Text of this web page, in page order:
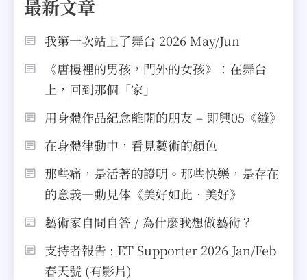
最新文章
我第一次站上了舞台 2026 May/Jun
《唐樓裡的男孩，門外的女孩》：在舞台
上，回到那個「家」
用身體作品紀念離開的朋友 – 即興05《縫》
在身體律動中，看見藝術的顏色
那些痛，是活著的證明。那些快樂，是存在
的意義—動見体《美好如此．美好》
藝術家自問自答 / 為什麼我想做藝術？
支持者報告 : ET Supporter 2026 Jan/Feb
春天號 (有影片)